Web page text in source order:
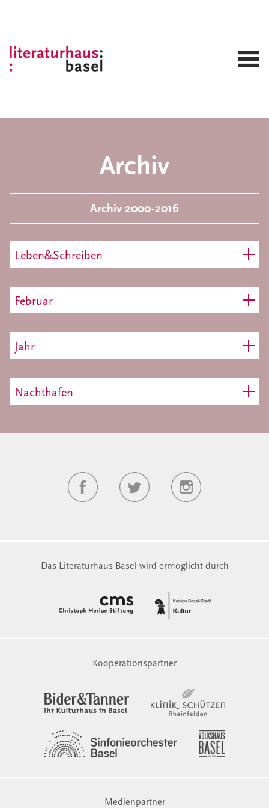
Archiv
Archiv 2000-2016
Leben&Schreiben
Februar
Jahr
Nachthafen
Das Literaturhaus Basel wird ermöglicht durch
Kooperationspartner
Medienpartner